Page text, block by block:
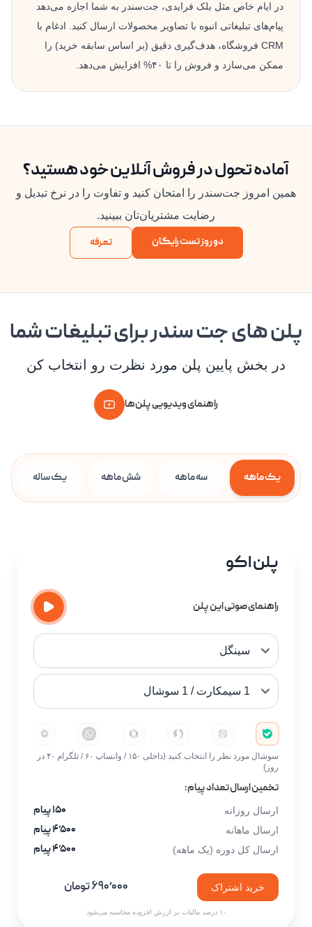
در ایام خاص مثل بلک فرایدی، جت‌سندر به شما اجازه می‌دهد
پیام‌های تبلیغاتی انبوه با تصاویر محصولات ارسال کنید. ادغام با
CRM فروشگاه، هدف‌گیری دقیق (بر اساس سابقه خرید) را
ممکن می‌سازد و فروش را تا ۴۰% افزایش می‌دهد.
آماده تحول در فروش آنلاین خود هستید؟
همین امروز جت‌سندر را امتحان کنید و تفاوت را در نرخ تبدیل و
رضایت مشتریان‌تان ببینید.
دو روز تست رایگان تعرفه
پلن های جت سندر برای تبلیغات شما
در بخش پایین پلن مورد نظرت رو انتخاب کن
راهنمای ویدیویی پلن‌ها
یک ماهه سه ماهه شش ماهه یک ساله
پلن اکو
راهنمای صوتی این پلن
سوشال مورد نظر را انتخاب کنید (داخلی ۱۵۰ / واتساپ ۶۰ / تلگرام ۴۰ در
روز)
تخمین ارسال تعداد پیام:
ارسال روزانه ۱۵۰ پیام
ارسال ماهانه ۴٬۵۰۰ پیام
ارسال کل دوره (یک ماهه) ۴٬۵۰۰ پیام
خرید اشتراک ۶۹۰٬۰۰۰ تومان
۱۰ درصد مالیات بر ارزش افزوده محاسبه می‌شود